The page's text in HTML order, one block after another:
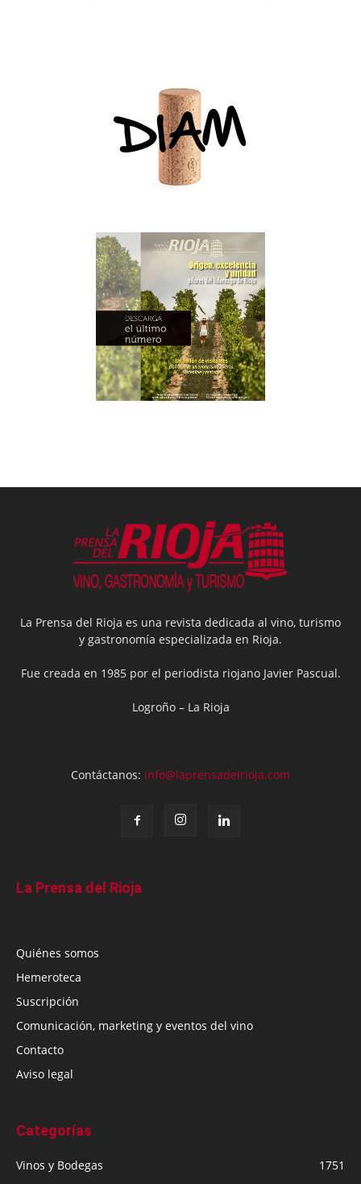
La Prensa del Rioja es una revista dedicada al vino, turismo
y gastronomía especializada en Rioja.
Fue creada en 1985 por el periodista riojano Javier Pascual.
Logroño – La Rioja
Contáctanos: info@laprensadelrioja.com
La Prensa del Rioja
Quiénes somos
Hemeroteca
Suscripción
Comunicación, marketing y eventos del vino
Contacto
Aviso legal
Categorías
Vinos y Bodegas
1751